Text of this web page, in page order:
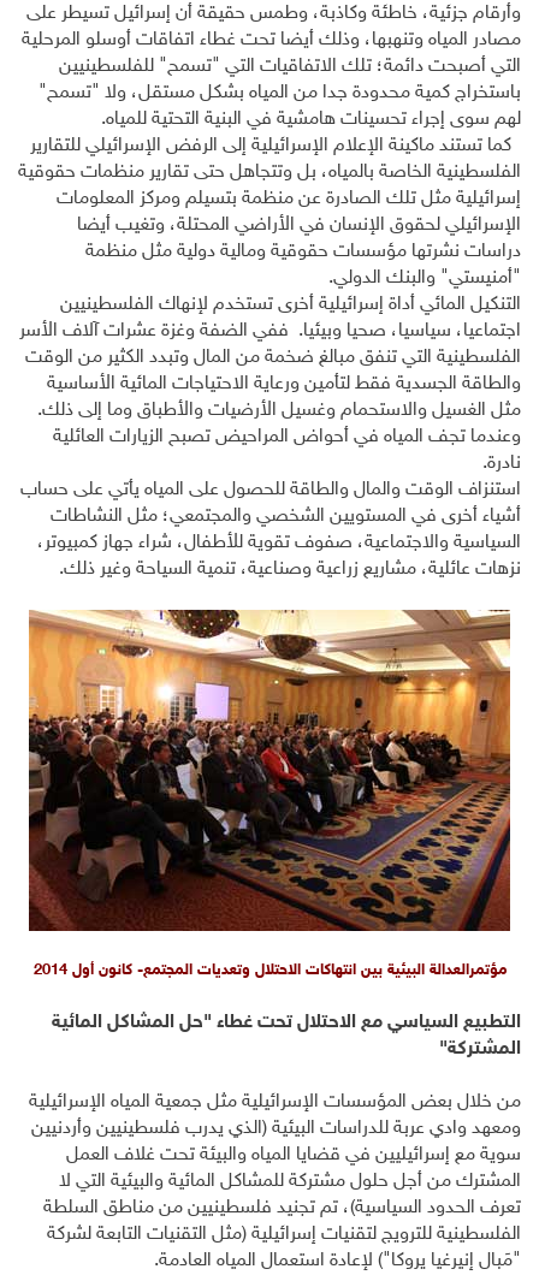
وأرقام جزئية، خاطئة وكاذبة، وطمس حقيقة أن إسرائيل تسيطر على
مصادر المياه وتنهبها، وذلك أيضا تحت غطاء اتفاقات أوسلو المرحلية
التي أصبحت دائمة؛ تلك الاتفاقيات التي "تسمح" للفلسطينيين
باستخراج كمية محدودة جدا من المياه بشكل مستقل، ولا "تسمح"
لهم سوى إجراء تحسينات هامشية في البنية التحتية للمياه.
كما تستند ماكينة الإعلام الإسرائيلية إلى الرفض الإسرائيلي للتقارير
الفلسطينية الخاصة بالمياه، بل وتتجاهل حتى تقارير منظمات حقوقية
إسرائيلية مثل تلك الصادرة عن منظمة بتسيلم ومركز المعلومات
الإسرائيلي لحقوق الإنسان في الأراضي المحتلة، وتغيب أيضا
دراسات نشرتها مؤسسات حقوقية ومالية دولية مثل منظمة
"أمنيستي" والبنك الدولي.
التنكيل المائي أداة إسرائيلية أخرى تستخدم لإنهاك الفلسطينيين
اجتماعيا، سياسيا، صحيا وبيئيا. ففي الضفة وغزة عشرات آلاف الأسر
الفلسطينية التي تنفق مبالغ ضخمة من المال وتبدد الكثير من الوقت
والطاقة الجسدية فقط لتأمين ورعاية الاحتياجات المائية الأساسية
مثل الغسيل والاستحمام وغسيل الأرضيات والأطباق وما إلى ذلك.
وعندما تجف المياه في أحواض المراحيض تصبح الزيارات العائلية
نادرة.
استنزاف الوقت والمال والطاقة للحصول على المياه يأتي على حساب
أشياء أخرى في المستويين الشخصي والمجتمعي؛ مثل النشاطات
السياسية والاجتماعية، صفوف تقوية للأطفال، شراء جهاز كمبيوتر،
نزهات عائلية، مشاريع زراعية وصناعية، تنمية السياحة وغير ذلك.
مؤتمرالعدالة البيئية بين انتهاكات الاحتلال وتعديات المجتمع- كانون أول 2014
التطبيع السياسي مع الاحتلال تحت غطاء "حل المشاكل المائية
المشتركة"
من خلال بعض المؤسسات الإسرائيلية مثل جمعية المياه الإسرائيلية
ومعهد وادي عربة للدراسات البيئية (الذي يدرب فلسطينيين وأردنيين
سوية مع إسرائيليين في قضايا المياه والبيئة تحت غلاف العمل
المشترك من أجل حلول مشتركة للمشاكل المائية والبيئية التي لا
تعرف الحدود السياسية)، تم تجنيد فلسطينيين من مناطق السلطة
الفلسطينية للترويج لتقنيات إسرائيلية (مثل التقنيات التابعة لشركة
"مَبال إنيرغيا يروكا") لإعادة استعمال المياه العادمة.